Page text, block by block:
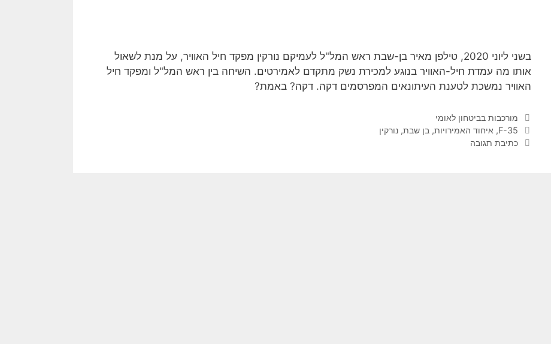
בשני ליוני 2020, טילפן מאיר בן-שבת ראש המל"ל לעמיקם נורקין מפקד חיל האוויר, על מנת לשאול
אותו מה עמדת חיל-האוויר בנוגע למכירת נשק מתקדם לאמירטים. השיחה בין ראש המל"ל ומפקד חיל
האוויר נמשכת לטענת העיתונאים המפרסמים דקה. דקה? באמת?
קטגוריות
מורכבות בביטחון לאומי
תגיות
F-35
, איחוד האמירויות, בן שבת, נורקין
כתיבת תגובה